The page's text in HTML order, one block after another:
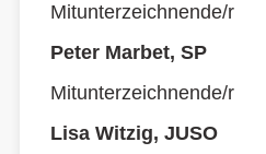
Mitunterzeichnende/r
Peter Marbet, SP
Mitunterzeichnende/r
Lisa Witzig, JUSO